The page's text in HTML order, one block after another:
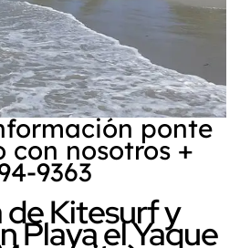
ponte
con nosotros +
9363
de Kitesurf y
Playa el Yaque